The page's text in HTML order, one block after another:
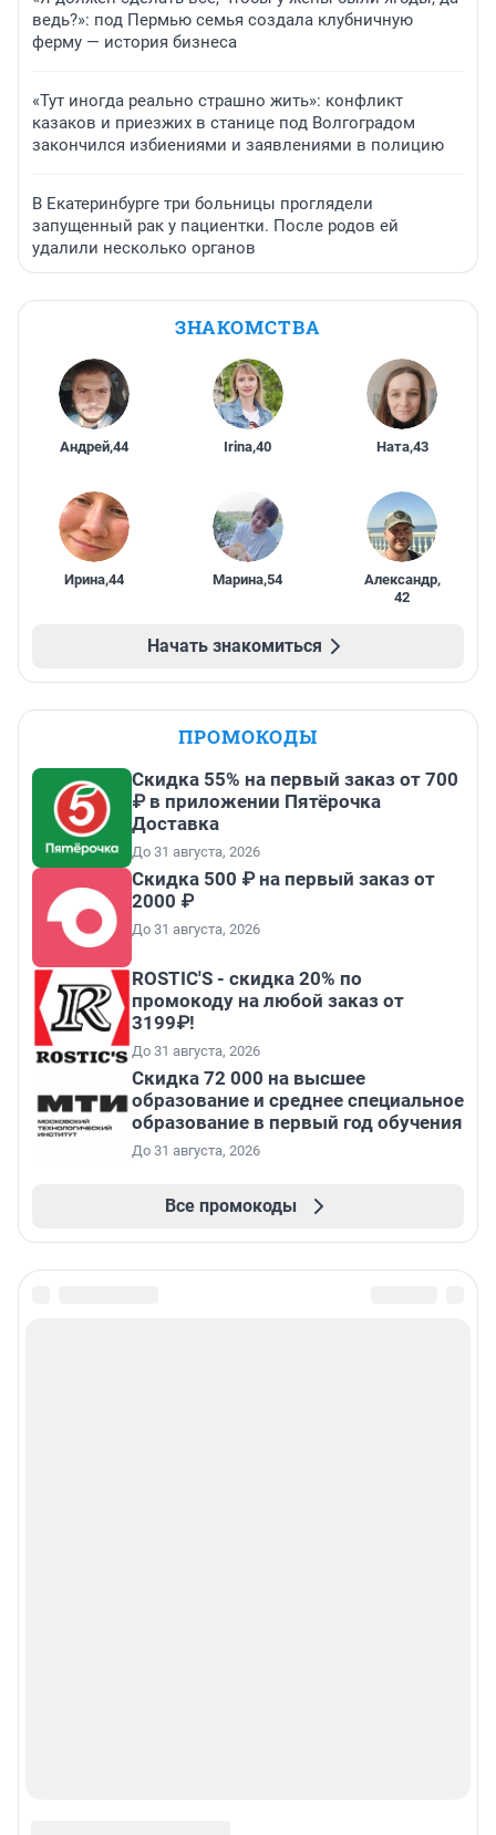
ведь?»: под Пермью семья создала клубничную
ферму — история бизнеса
«Тут иногда реально страшно жить»: конфликт
казаков и приезжих в станице под Волгоградом
закончился избиениями и заявлениями в полицию
В Екатеринбурге три больницы проглядели
запущенный рак у пациентки. После родов ей
удалили несколько органов
ЗНАКОМСТВА
Андрей,44 Irina,40 Ната,43
Ирина,44 Марина,54 Александр,
42
Начать знакомиться
ПРОМОКОДЫ
Скидка 55% на первый заказ от 700
₽ в приложении Пятёрочка
Доставка
До 31 августа, 2026
Скидка 500 ₽ на первый заказ от
2000 ₽
До 31 августа, 2026
ROSTIC'S - скидка 20% по
промокоду на любой заказ от
3199₽!
До 31 августа, 2026
Скидка 72 000 на высшее
образование и среднее специальное
образование в первый год обучения
До 31 августа, 2026
Все промокоды